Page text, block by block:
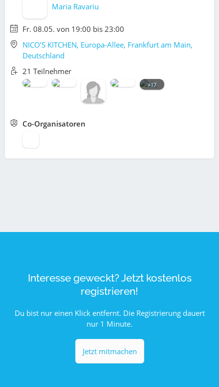
Maria Ravariu
Fr. 08.05. von 19:00 bis 23:00
NICO’S KITCHEN, Europa-Allee, Frankfurt am Main,
Deutschland
21 Teilnehmer
+17
Co-Organisatoren
Interesse geweckt? Jetzt kostenlos
registrieren!
Du bist nur einen Klick entfernt. Die Registrierung dauert
nur 1 Minute.
Jetzt mitmachen